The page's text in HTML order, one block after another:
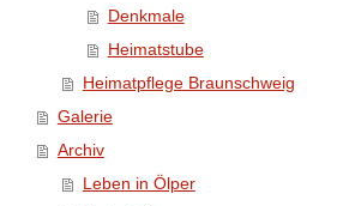
Denkmale
Heimatstube
Heimatpflege Braunschweig
Galerie
Archiv
Leben in Ölper